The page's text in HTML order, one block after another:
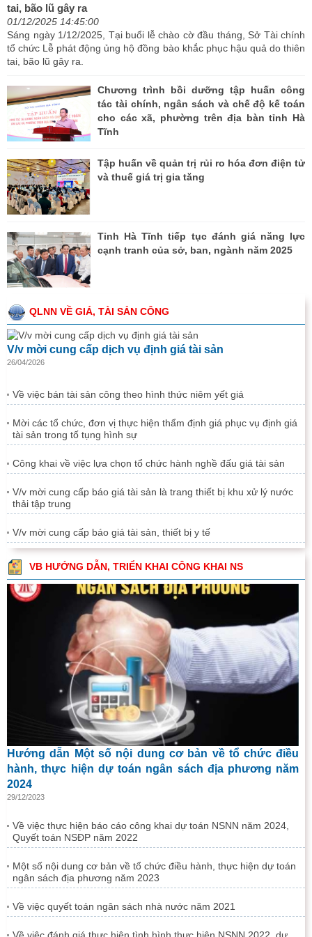
tai, bão lũ gây ra
01/12/2025 14:45:00
Sáng ngày 1/12/2025, Tại buổi lễ chào cờ đầu tháng, Sở Tài chính
tổ chức Lễ phát động ủng hộ đồng bào khắc phục hậu quả do thiên
tai, bão lũ gây ra.
Chương trình bồi dưỡng tập huấn công
tác tài chính, ngân sách và chế độ kế toán
cho các xã, phường trên địa bàn tỉnh Hà
Tĩnh
Tập huấn về quản trị rủi ro hóa đơn điện tử
và thuế giá trị gia tăng
Tỉnh Hà Tĩnh tiếp tục đánh giá năng lực
cạnh tranh của sở, ban, ngành năm 2025
QLNN VỀ GIÁ, TÀI SẢN CÔNG
V/v mời cung cấp dịch vụ định giá tài sản
26/04/2026
Về việc bán tài sản công theo hình thức niêm yết giá
Mời các tổ chức, đơn vị thực hiện thẩm định giá phục vụ định giá
tài sản trong tố tụng hình sự
Công khai về việc lựa chọn tổ chức hành nghề đấu giá tài sản
V/v mời cung cấp báo giá tài sản là trang thiết bị khu xử lý nước
thải tập trung
V/v mời cung cấp báo giá tài sản, thiết bị y tế
VB HƯỚNG DẪN, TRIỂN KHAI CÔNG KHAI NS
Hướng dẫn Một số nội dung cơ bản về tổ chức điều
hành, thực hiện dự toán ngân sách địa phương năm
2024
29/12/2023
Về việc thực hiện báo cáo công khai dự toán NSNN năm 2024,
Quyết toán NSĐP năm 2022
Một số nội dung cơ bản về tổ chức điều hành, thực hiện dự toán
ngân sách địa phương năm 2023
Về việc quyết toán ngân sách nhà nước năm 2021